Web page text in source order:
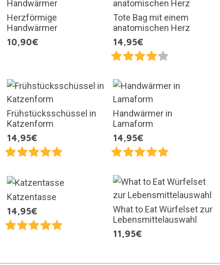
Herzförmige
Handwärmer
10,90€
Tote Bag mit einem
anatomischen Herz
14,95€
Frühstücksschüssel in
Katzenform
14,95€
Handwärmer in
Lamaform
14,95€
Katzentasse
14,95€
What to Eat Würfelset zur
Lebensmittelauswahl
11,95€